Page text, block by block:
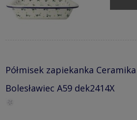
Półmisek zapiekanka
Bolesławiec A59 dek2414X